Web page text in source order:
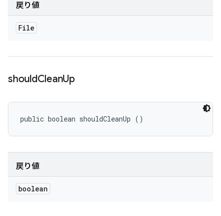
戻り値
File
shouldCleanUp
public boolean shouldCleanUp ()
戻り値
boolean